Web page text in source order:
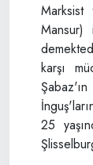
Mansur)
karşı
25